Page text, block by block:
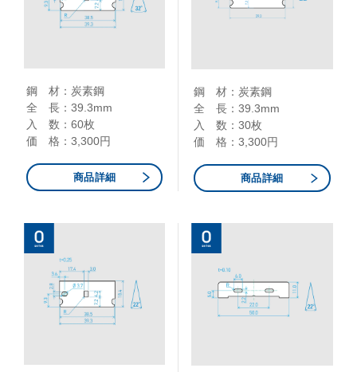
鋼 材：炭素鋼
全 長：39.3mm
入 数：60枚
価 格：3,300円
商品詳細
鋼 材：炭素鋼
全 長：39.3mm
入 数：30枚
価 格：3,300円
商品詳細